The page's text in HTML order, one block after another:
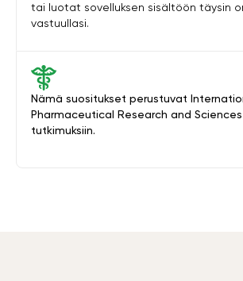
Nämä suositukset perustuvat
Pharmaceutical Research and
tutkimuksiin.
tai luotat sovelluksen sisältöön täysin
vastuullasi.